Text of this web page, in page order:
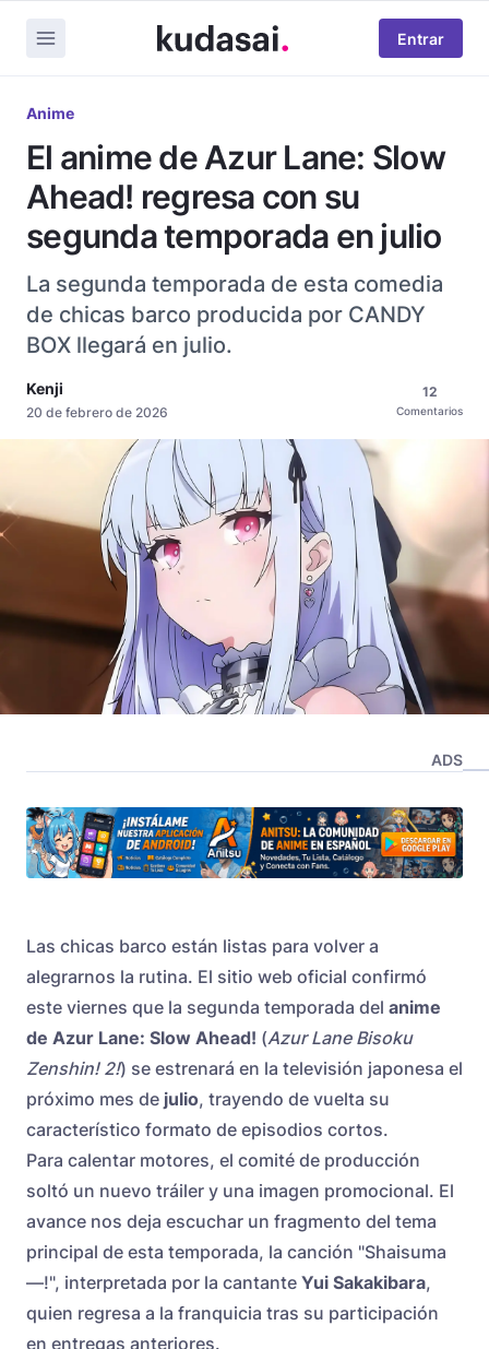
Entrar
Anime
El anime de Azur Lane: Slow
Ahead! regresa con su
segunda temporada en julio
La segunda temporada de esta comedia
de chicas barco producida por CANDY
BOX llegará en julio.
Kenji
20 de febrero de 2026
12
Comentarios
ADS
Las chicas barco están listas para volver a
alegrarnos la rutina. El sitio web oficial confirmó
este viernes que la segunda temporada del anime
de Azur Lane: Slow Ahead! (Azur Lane Bisoku
Zenshin! 2!) se estrenará en la televisión japonesa el
próximo mes de julio, trayendo de vuelta su
característico formato de episodios cortos.
Para calentar motores, el comité de producción
soltó un nuevo tráiler y una imagen promocional. El
avance nos deja escuchar un fragmento del tema
principal de esta temporada, la canción "Shaisuma
—!", interpretada por la cantante Yui Sakakibara,
quien regresa a la franquicia tras su participación
en entregas anteriores.